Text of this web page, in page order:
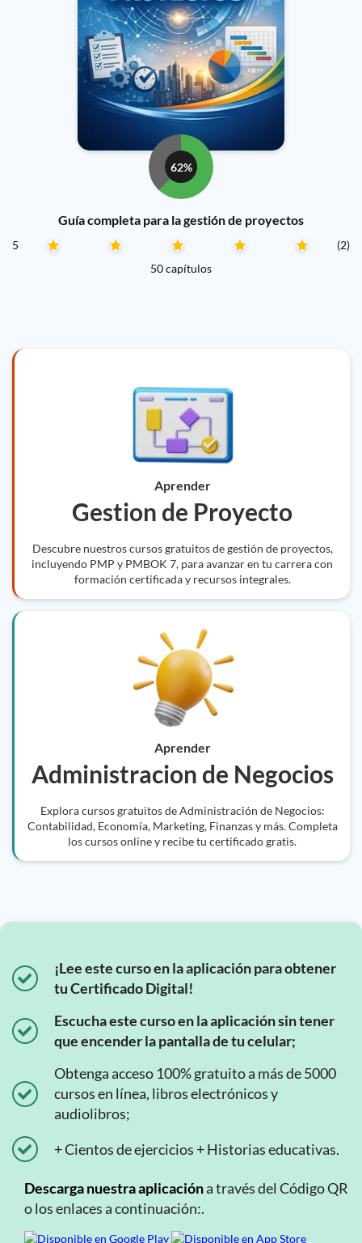
62%
Guía completa para la gestión de proyectos
5
(2)
50 capítulos
Aprender
Gestion de Proyecto
Descubre nuestros cursos gratuitos de gestión de proyectos,
incluyendo PMP y PMBOK 7, para avanzar en tu carrera con
formación certificada y recursos integrales.
Aprender
Administracion de Negocios
Explora cursos gratuitos de Administración de Negocios:
Contabilidad, Economía, Marketing, Finanzas y más. Completa
los cursos online y recibe tu certificado gratis.
¡Lee este curso en la aplicación para obtener
tu Certificado Digital!
Escucha este curso en la aplicación sin tener
que encender la pantalla de tu celular;
Obtenga acceso 100% gratuito a más de 5000
cursos en línea, libros electrónicos y
audiolibros;
+ Cientos de ejercicios + Historias educativas.
Descarga nuestra aplicacióna través del Código QR
o los enlaces a continuación:.